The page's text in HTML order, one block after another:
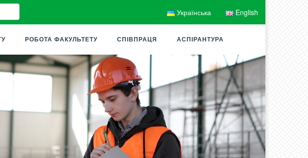
Українська English
РОБОТА ФАКУЛЬТЕТУ СПІВПРАЦЯ АСПІРАНТУРА